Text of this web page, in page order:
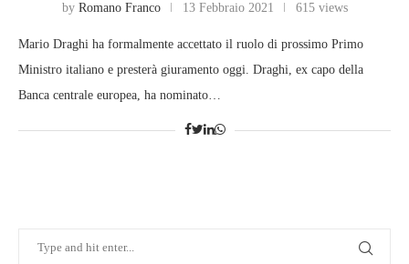
by Romano Franco 13 Febbraio 2021 615 views
Mario Draghi ha formalmente accettato il ruolo di prossimo Primo
Ministro italiano e presterà giuramento oggi. Draghi, ex capo della
Banca centrale europea, ha nominato…